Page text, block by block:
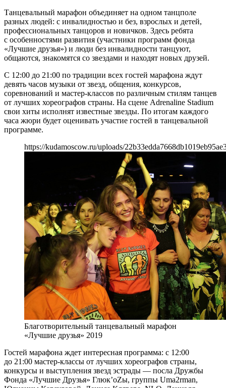
Танцевальный марафон объединяет на одном танцполе
разных людей: с инвалидностью и без, взрослых и детей,
профессиональных танцоров и новичков. Здесь ребята
с особенностями развития (участники программ фонда
«Лучшие друзья») и люди без инвалидности танцуют,
общаются, знакомятся со звездами и находят новых друзей.
С 12:00 до 21:00 по традиции всех гостей марафона ждут
девять часов музыки от звезд, общения, конкурсов,
соревнований и мастер-классов по различным стилям танцев
от лучших хореографов страны. На сцене Adrenaline Stadium
свои хиты исполнят известные звезды. По итогам каждого
часа жюри будет оценивать участие гостей в танцевальной
программе.
https://kudamoscow.ru/uploads/
Благотворительный танцевальный марафон
«Лучшие друзья» 2019
Гостей марафона ждет интересная программа: с 12:00
до 21:00 мастер-классы от лучших хореографов страны,
конкурсы и выступления звезд эстрады — посла Дружбы
Фонда «Лучшие Друзья» Глюк’oZы, группы Uma2rman,